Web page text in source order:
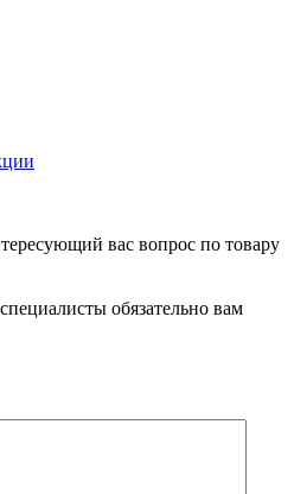
вас вопрос по товару
обязательно вам